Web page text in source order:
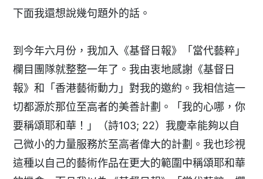
下面我還想說幾句題外的話。
到今年六月份，我加入《基督日報》「當代藝粹」
欄目團隊就整整一年了。我由衷地感謝《基督日
報》和「香港藝術動力」對我的邀約。我相信這一
切都源於那位至高者的美善計劃。「我的心哪，你
要稱頌耶和華！」（詩103; 22）我慶幸能夠以自
己微小的力量服務於至高者偉大的計劃。我也珍視
這種以自己的藝術作品在更大的範圍中稱頌耶和華